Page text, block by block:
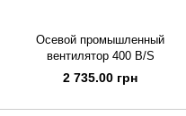
Осевой промышленный
вентилятор 400 B/S
2 735.00 грн